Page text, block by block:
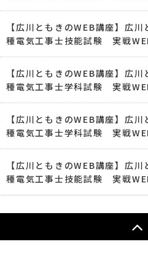
【広川ともきのWEB講座】
種電気工事士技能試験 実戦
【広川ともきのWEB講座】
種電気工事士学科試験 実戦
【広川ともきのWEB講座】
種電気工事士学科試験 実戦
【広川ともきのWEB講座】
種電気工事士技能試験 実戦